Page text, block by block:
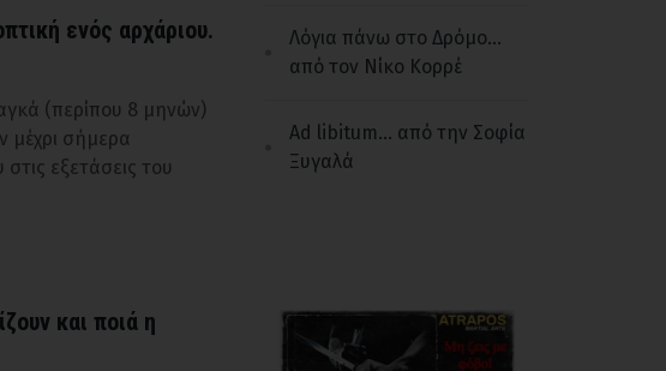
ενός αρχάριου.
(περίπου 8 μηνών)
μέχρι σήμερα
εξετάσεις του
και ποιά η
Λόγια πάνω στο Δρόμο...
από τον Νίκο Κορρέ
Ad libitum... από την Σοφία
Ξυγαλά